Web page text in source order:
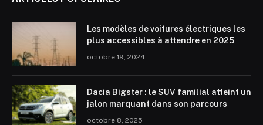
Les modèles de voitures électriques les
plus accessibles à attendre en 2025
octobre 19, 2024
Dacia Bigster : le SUV familial atteint un
jalon marquant dans son parcours
octobre 8, 2025